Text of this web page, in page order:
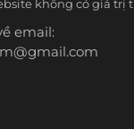
không có giá trị
email: